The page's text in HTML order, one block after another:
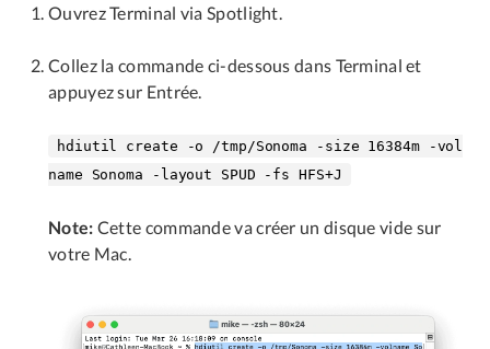
Ouvrez Terminal via Spotlight.
Collez la commande ci-dessous dans Terminal et
appuyez sur Entrée.
hdiutil create -o /tmp/Sonoma -size 16384m -vol
name Sonoma -layout SPUD -fs HFS+J
Note: Cette commande va créer un disque vide sur
votre Mac.